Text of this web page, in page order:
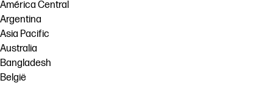
Solutions de flux de travail
Dévelopement durable
América Central
Argentina
Asia Pacific
Australia
Bangladesh
België